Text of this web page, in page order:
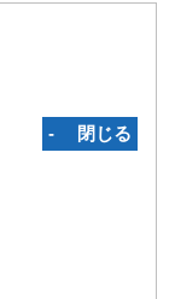
‐ 閉じる